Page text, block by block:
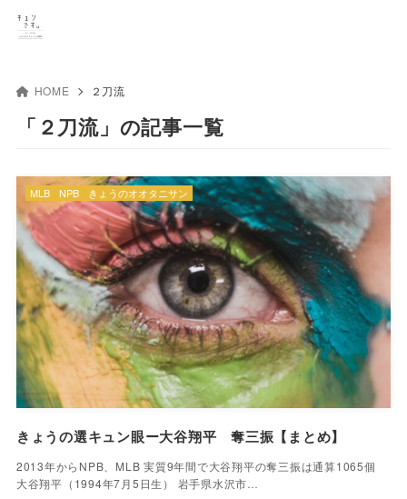
HOME ２刀流
「２刀流」の記事一覧
きょうの選キュン眼ー大谷翔平 奪三振【まとめ】
2013年からNPB、MLB 実質9年間で大谷翔平の奪三振は通算1065個
大谷翔平（1994年7月5日生） 岩手県水沢市…
MLB NPB きょうのオオタニサン